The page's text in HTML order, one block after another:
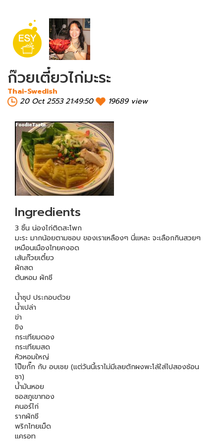
ก๊วยเตี๋ยวไก่มะระ
Thai-Swedish
20 Oct 2553 21:49:50
19689 view
Ingredients
3 ชิ้น น่องไก่ติดสะโพก
มะระ มากน้อยตามชอบ ของเราเหลืองๆ นี่แหละ จะเลือกกินสวยๆ
เหมือนเมืองไทยคงอด
เส้นก๊วยเตี๋ยว
ผักสด
ต้นหอม ผักชี
น้ำซุป ประกอบด้วย
น้ำเปล่า
ข่า
ขิง
กระเทียมดอง
กระเทียมสด
หัวหอมใหญ่
โป๊ยกั๊ก กับ อบเชย (แต่วันนี้เราไม่มีเลยตักผงพะโล้ใส่ไปสองช้อน
ชา)
น้ำมันหอย
ซอสภูเขาทอง
คนอร์ไก่
รากผักชี
พริกไทยเม็ด
แครอท